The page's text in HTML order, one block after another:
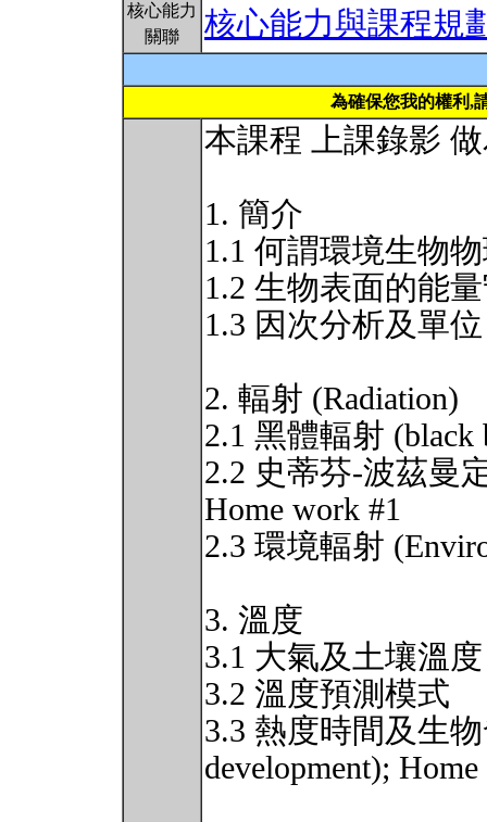
核心能力
關聯
核心能力與課程規
為確保您我的權利,
本課程 上課錄影
1. 簡介
1.1 何謂環境生物
1.2 生物表面的能
1.3 因次分析及單位
2. 輻射 (Radiation)
2.1 黑體輻射 (black
2.2 史蒂芬-波茲曼
Home work #1
2.3 環境輻射
3. 溫度
3.1 大氣及土壤溫度
3.2 溫度預測模式
3.3 熱度時間及生
development);